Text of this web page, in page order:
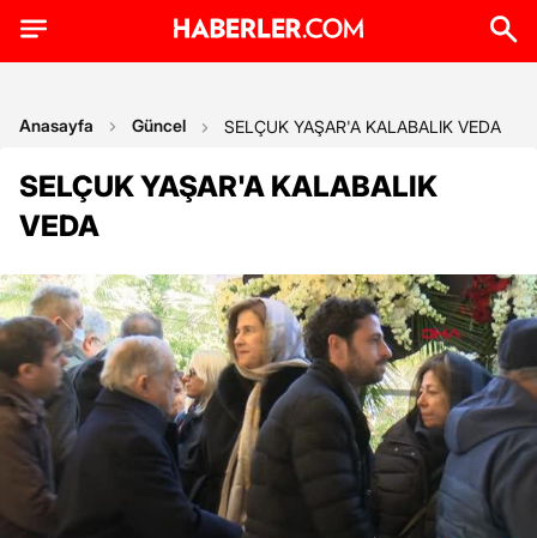
Anasayfa Güncel SELÇUK YAŞAR'A KALABALIK VEDA
SELÇUK YAŞAR'A KALABALIK
VEDA